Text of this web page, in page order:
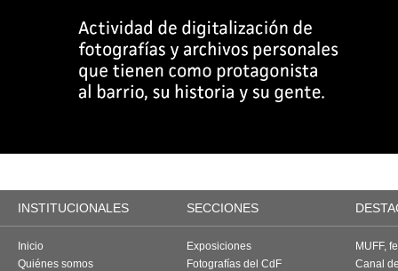
INSTITUCIONALES SECCIONES
Inicio
Quiénes somos
Exposiciones
Fotografías del CdF
MUFF,
Canal